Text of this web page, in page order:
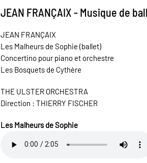
JEAN FRANÇAIX - Musique de
JEAN FRANÇAIX
Les Malheurs de Sophie (ballet)
Concertino pour piano et orchestre
Les Bosquets de Cythère
THE ULSTER ORCHESTRA
Direction : THIERRY FISCHER
Les Malheurs de Sophie